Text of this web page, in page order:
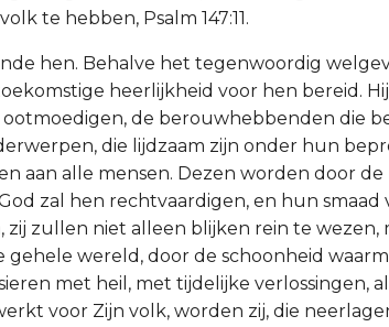
te hebben, Psalm 147:11.
hen. Behalve het tegenwoordig
heerlijkheid voor hen bereid.
de berouwhebbenden die
die lijdzaam zijn onder hun
aan alle mensen. Dezen worden door de
zal hen rechtvaardigen, en hun smaad
zij zullen niet alleen blijken rein te wezen,
gehele wereld, door de schoonheid
met heil, met tijdelijke verlossingen,
voor Zijn volk, worden zij, die